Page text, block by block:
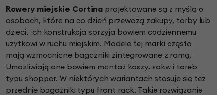
Rowery miejskie Cortina projektowane są z myślą o
osobach, które na co dzień przewożą zakupy, torby lub
dzieci. Ich konstrukcja sprzyja bowiem codziennemu
użytkowi w ruchu miejskim. Modele tej marki często
mają wzmocnione bagażniki zintegrowane z ramą.
Umożliwiają one bowiem montaż koszy, sakw i toreb
typu shopper. W niektórych wariantach stosuje się też
przednie bagażniki typu front rack. Takie rozwiązanie